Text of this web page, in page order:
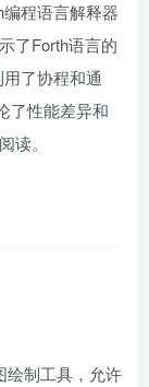
程语言解释器
了Forth语言的
了协程和通
了性能差异和
读。
绘制工具，允许